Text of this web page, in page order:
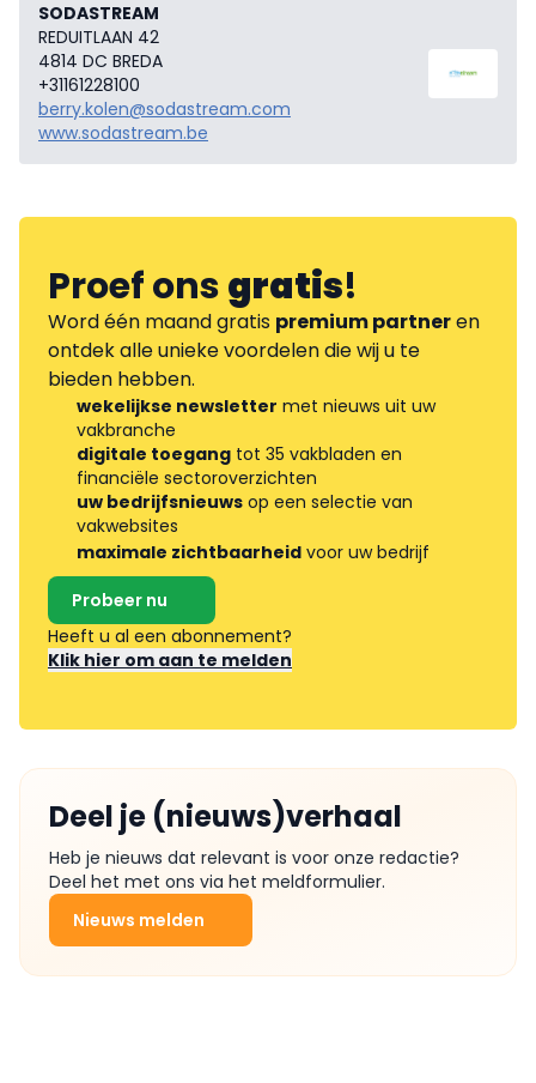
SODASTREAM
REDUITLAAN 42
4814 DC BREDA
+31161228100
berry.kolen@sodastream.com
www.sodastream.be
Proef onsgratis!
Word één maand gratis premium partneren
ontdek alle unieke voordelen die wij u te
bieden hebben.
wekelijkse newsletter met nieuws uit uw
vakbranche
digitale toegang tot 35 vakbladen en
financiële sectoroverzichten
uw bedrijfsnieuws op een selectie van
vakwebsites
maximale zichtbaarheid voor uw bedrijf
Probeer nu
Heeft u al een abonnement?
Klik hier om aan te melden
Deel je (nieuws)verhaal
Heb je nieuws dat relevant is voor onze redactie?
Deel het met ons via het meldformulier.
Nieuws melden